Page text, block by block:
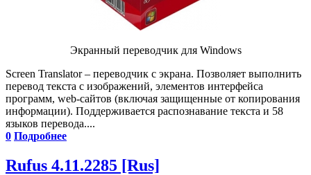
Экранный переводчик для Windows
Screen Translator – переводчик с экрана. Позволяет выполнить
перевод текста с изображений, элементов интерфейса
программ, web-сайтов (включая защищенные от копирования
информации). Поддерживается распознавание текста и 58
языков перевода....
0 Подробнее
Rufus 4.11.2285 [Rus]